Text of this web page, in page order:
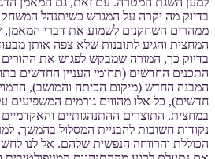
בדיוק מה יקרה על המגרש כשיתנהל
ממהרים השחקנים לשמוע את דברי
המחצית והגיע לתובנות שלא צפה אותן
בדיוק כך, המורה שמבקש לפגוש את
התכנים החדשים (תחומי העניין החדשים
המבנה החדש (מיקום הכיתה והמושב),
חדשים), כל אלו מהווים גורמים
במחצית. התוצרים ההתנהגותיים
נקודות חשובות להבניית המסלול בהמשך,
הכוללת והרווחה הנפשית שלהם. אל לנו